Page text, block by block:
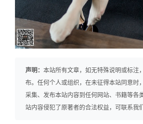
声明： 本站所有文章，如无特殊说明或标注
布。任何个人或组织，在未征得本站同意时
采集、发布本站内容到任何网站、书籍等各
站内容侵犯了原著者的合法权益，可联系我